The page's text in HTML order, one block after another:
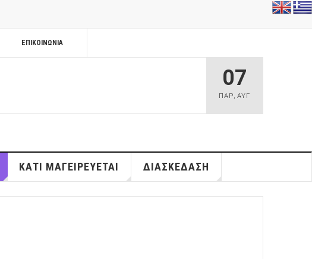
ΕΠΙΚΟΙΝΩΝΊΑ
07
ΠΑΡ,ΑΥΓ
ΚΑΤΙ ΜΑΓΕΙΡΕΥΕΤΑΙ ΔΙΑΣΚΕΔΑΣΗ